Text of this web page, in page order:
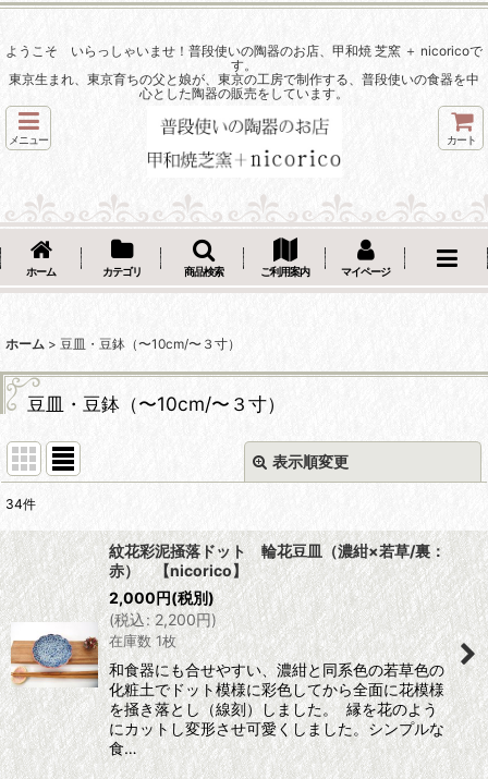
ようこそ いらっしゃいませ！普段使いの陶器のお店、甲和焼 芝窯 ＋ nicoricoで
す。
東京生まれ、東京育ちの父と娘が、東京の工房で制作する、普段使いの食器を中
心とした陶器の販売をしています。
メニュー カート
ホーム カテゴリ 商品検索 ご利用案内 マイページ
ホーム > 豆皿・豆鉢（〜10cm/〜３寸）
豆皿・豆鉢（〜10cm/〜３寸）
表示順変更
並び順:
絞り込む
34件
紋花彩泥掻落ドット 輪花豆皿（濃紺×若草/裏：
赤） 【nicorico】
2,000円(税別)
(税込: 2,200円)
在庫数 1枚
和食器にも合せやすい、濃紺と同系色の若草色の
化粧土でドット模様に彩色してから全面に花模様
を掻き落とし（線刻）しました。 縁を花のよう
にカットし変形させ可愛くしました。シンプルな
食…